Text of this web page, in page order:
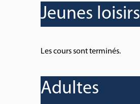
Jeunes loisirs
Les cours sont terminés.
Adultes